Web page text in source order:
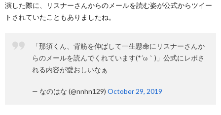
演した際に、リスナーさんからのメールを読む姿が公式からツイー
トされていたこともありましたね。
「那須くん、背筋を伸ばして一生懸命にリスナーさんか
らのメールを読んでくれています(*´ω｀)」公式にレポさ
れる内容が愛おしいなぁ
— なのはな (@nnhn129) October 29, 2019